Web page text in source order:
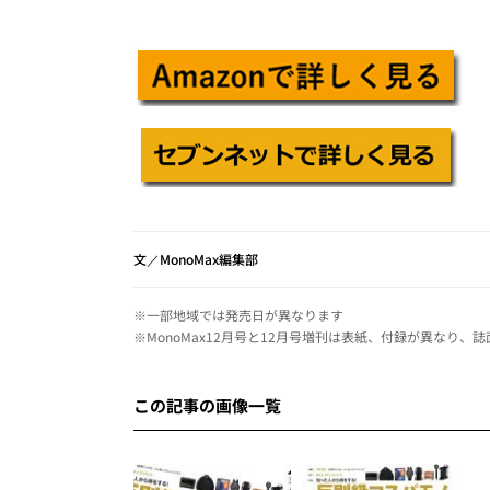
文／MonoMax編集部
※一部地域では発売日が異なります
※MonoMax12月号と12月号増刊は表紙、付録が異なり、誌
この記事の画像一覧